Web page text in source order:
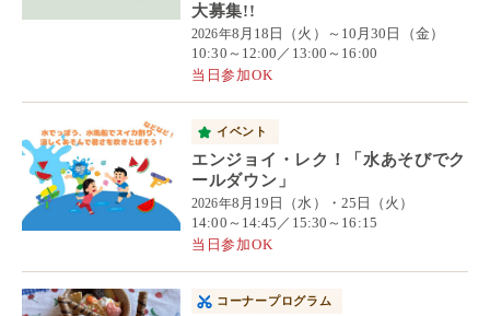
大募集!!
2026年8月18日（火）～10月30日（金）
10:30～12:00／13:00～16:00
当日参加OK
イベント
エンジョイ・レク！「水あそびでク
ールダウン」
2026年8月19日（水）・25日（火）
14:00～14:45／15:30～16:15
当日参加OK
コーナープログラム